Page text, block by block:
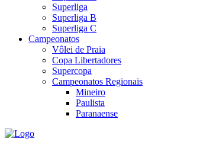
Superliga
Superliga B
Superliga C
Campeonatos
Vôlei de Praia
Copa Libertadores
Supercopa
Campeonatos Regionais
Mineiro
Paulista
Paranaense